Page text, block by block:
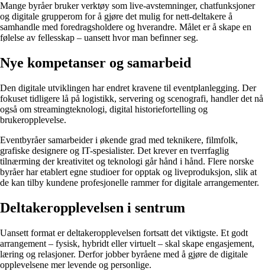
Mange byråer bruker verktøy som live-avstemninger, chatfunksjoner
og digitale grupperom for å gjøre det mulig for nett-deltakere å
samhandle med foredragsholdere og hverandre. Målet er å skape en
følelse av fellesskap – uansett hvor man befinner seg.
Nye kompetanser og samarbeid
Den digitale utviklingen har endret kravene til eventplanlegging. Der
fokuset tidligere lå på logistikk, servering og scenografi, handler det nå
også om streamingteknologi, digital historiefortelling og
brukeropplevelse.
Eventbyråer samarbeider i økende grad med teknikere, filmfolk,
grafiske designere og IT-spesialister. Det krever en tverrfaglig
tilnærming der kreativitet og teknologi går hånd i hånd. Flere norske
byråer har etablert egne studioer for opptak og liveproduksjon, slik at
de kan tilby kundene profesjonelle rammer for digitale arrangementer.
Deltakeropplevelsen i sentrum
Uansett format er deltakeropplevelsen fortsatt det viktigste. Et godt
arrangement – fysisk, hybridt eller virtuelt – skal skape engasjement,
læring og relasjoner. Derfor jobber byråene med å gjøre de digitale
opplevelsene mer levende og personlige.